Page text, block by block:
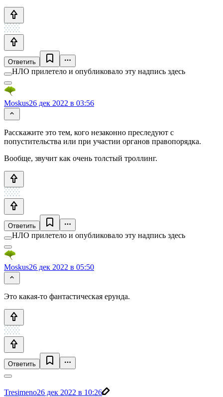
Ответить
НЛО прилетело и опубликовало эту надпись здесь
Moskus26 дек 2022 в 03:56
Расскажите это тем, кого незаконно преследуют с
попустительства или при участии органов правопорядка.
Вообще, звучит как очень толстый троллинг.
Ответить
НЛО прилетело и опубликовало эту надпись здесь
Moskus26 дек 2022 в 05:50
Это какая-то фантастическая ерунда.
Ответить
Tresimeno26 дек 2022 в 10:26